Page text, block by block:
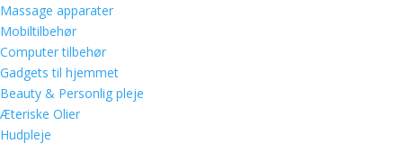
Massage apparater
Mobiltilbehør
Computer tilbehør
Gadgets til hjemmet
Beauty & Personlig pleje
Æteriske Olier
Hudpleje